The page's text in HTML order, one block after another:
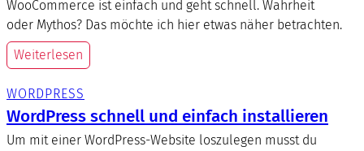
WooCommerce ist einfach und geht schnell. Wahrheit
oder Mythos? Das möchte ich hier etwas näher betrachten.
Weiterlesen
WORDPRESS
WordPress schnell und einfach installieren
Um mit einer WordPress-Website loszulegen musst du